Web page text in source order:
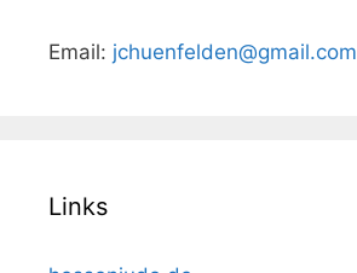
Email: jchuenfelden@gmail.com
Links